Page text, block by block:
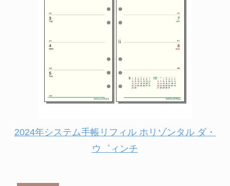
2024年システム手帳リフィル ホリゾンタル ダ・
ウ゛ィンチ